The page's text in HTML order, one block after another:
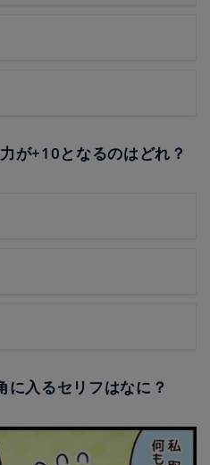
が+10となるのはどれ？
入るセリフはなに？